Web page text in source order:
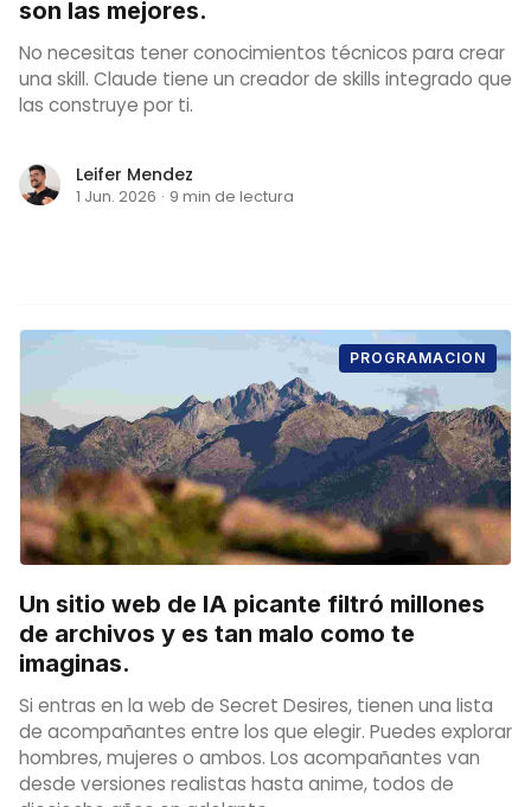
son las mejores.
No necesitas tener conocimientos técnicos para crear
una skill. Claude tiene un creador de skills integrado que
las construye por ti.
Leifer Mendez
1 Jun. 2026 · 9 min de lectura
PROGRAMACION
Un sitio web de IA picante filtró millones
de archivos y es tan malo como te
imaginas.
Si entras en la web de Secret Desires, tienen una lista
de acompañantes entre los que elegir. Puedes explorar
hombres, mujeres o ambos. Los acompañantes van
desde versiones realistas hasta anime, todos de